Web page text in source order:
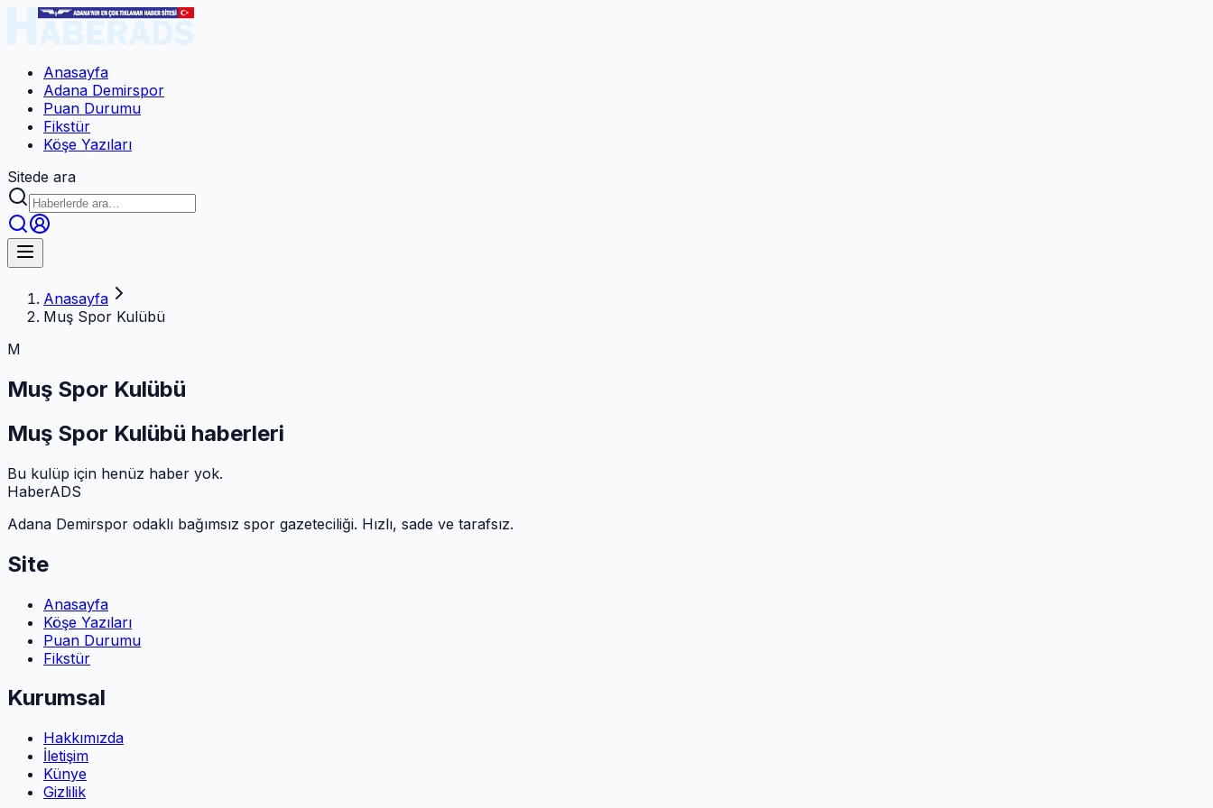
Anasayfa
Adana Demirspor
Puan Durumu
Fikstür
Köşe Yazıları
Sitede ara
Anasayfa
Muş Spor Kulübü
M
Muş Spor Kulübü
Muş Spor Kulübü haberleri
Bu kulüp için henüz haber yok.
HaberADS
Adana Demirspor odaklı bağımsız spor gazeteciliği. Hızlı, sade ve tarafsız.
Site
Anasayfa
Köşe Yazıları
Puan Durumu
Fikstür
Kurumsal
Hakkımızda
İletişim
Künye
Gizlilik